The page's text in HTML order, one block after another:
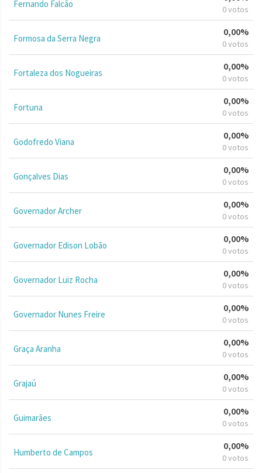
Fernando Falcão 0 votos
Formosa da Serra Negra
0,00%
0 votos
Fortaleza dos Nogueiras
0,00%
0 votos
Fortuna
0,00%
0 votos
Godofredo Viana
0,00%
0 votos
Gonçalves Dias
0,00%
0 votos
Governador Archer
0,00%
0 votos
Governador Edison Lobão
0,00%
0 votos
Governador Luiz Rocha
0,00%
0 votos
Governador Nunes Freire
0,00%
0 votos
Graça Aranha
0,00%
0 votos
Grajaú
0,00%
0 votos
Guimarães
0,00%
0 votos
Humberto de Campos
0,00%
0 votos